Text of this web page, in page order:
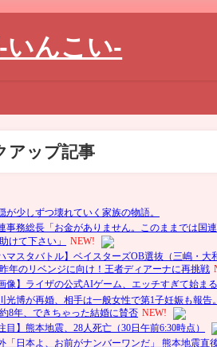
いんこい-
アップ記事